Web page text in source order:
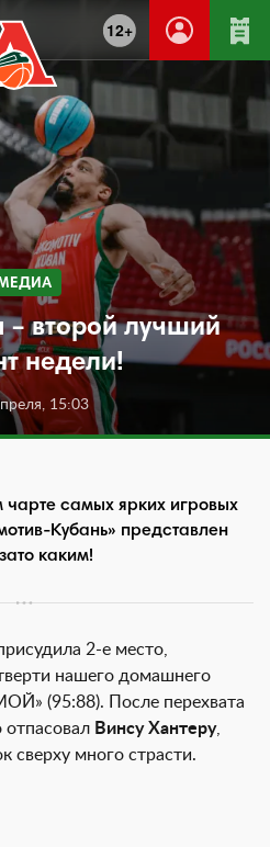
12+
– второй лучший
недели!
15:03
самых ярких игровых
Кубань» представлен
каким!
2-е место,
нашего домашнего
(95:88). После перехвата
отпасовал Винсу Хантеру,
сверху много страсти.